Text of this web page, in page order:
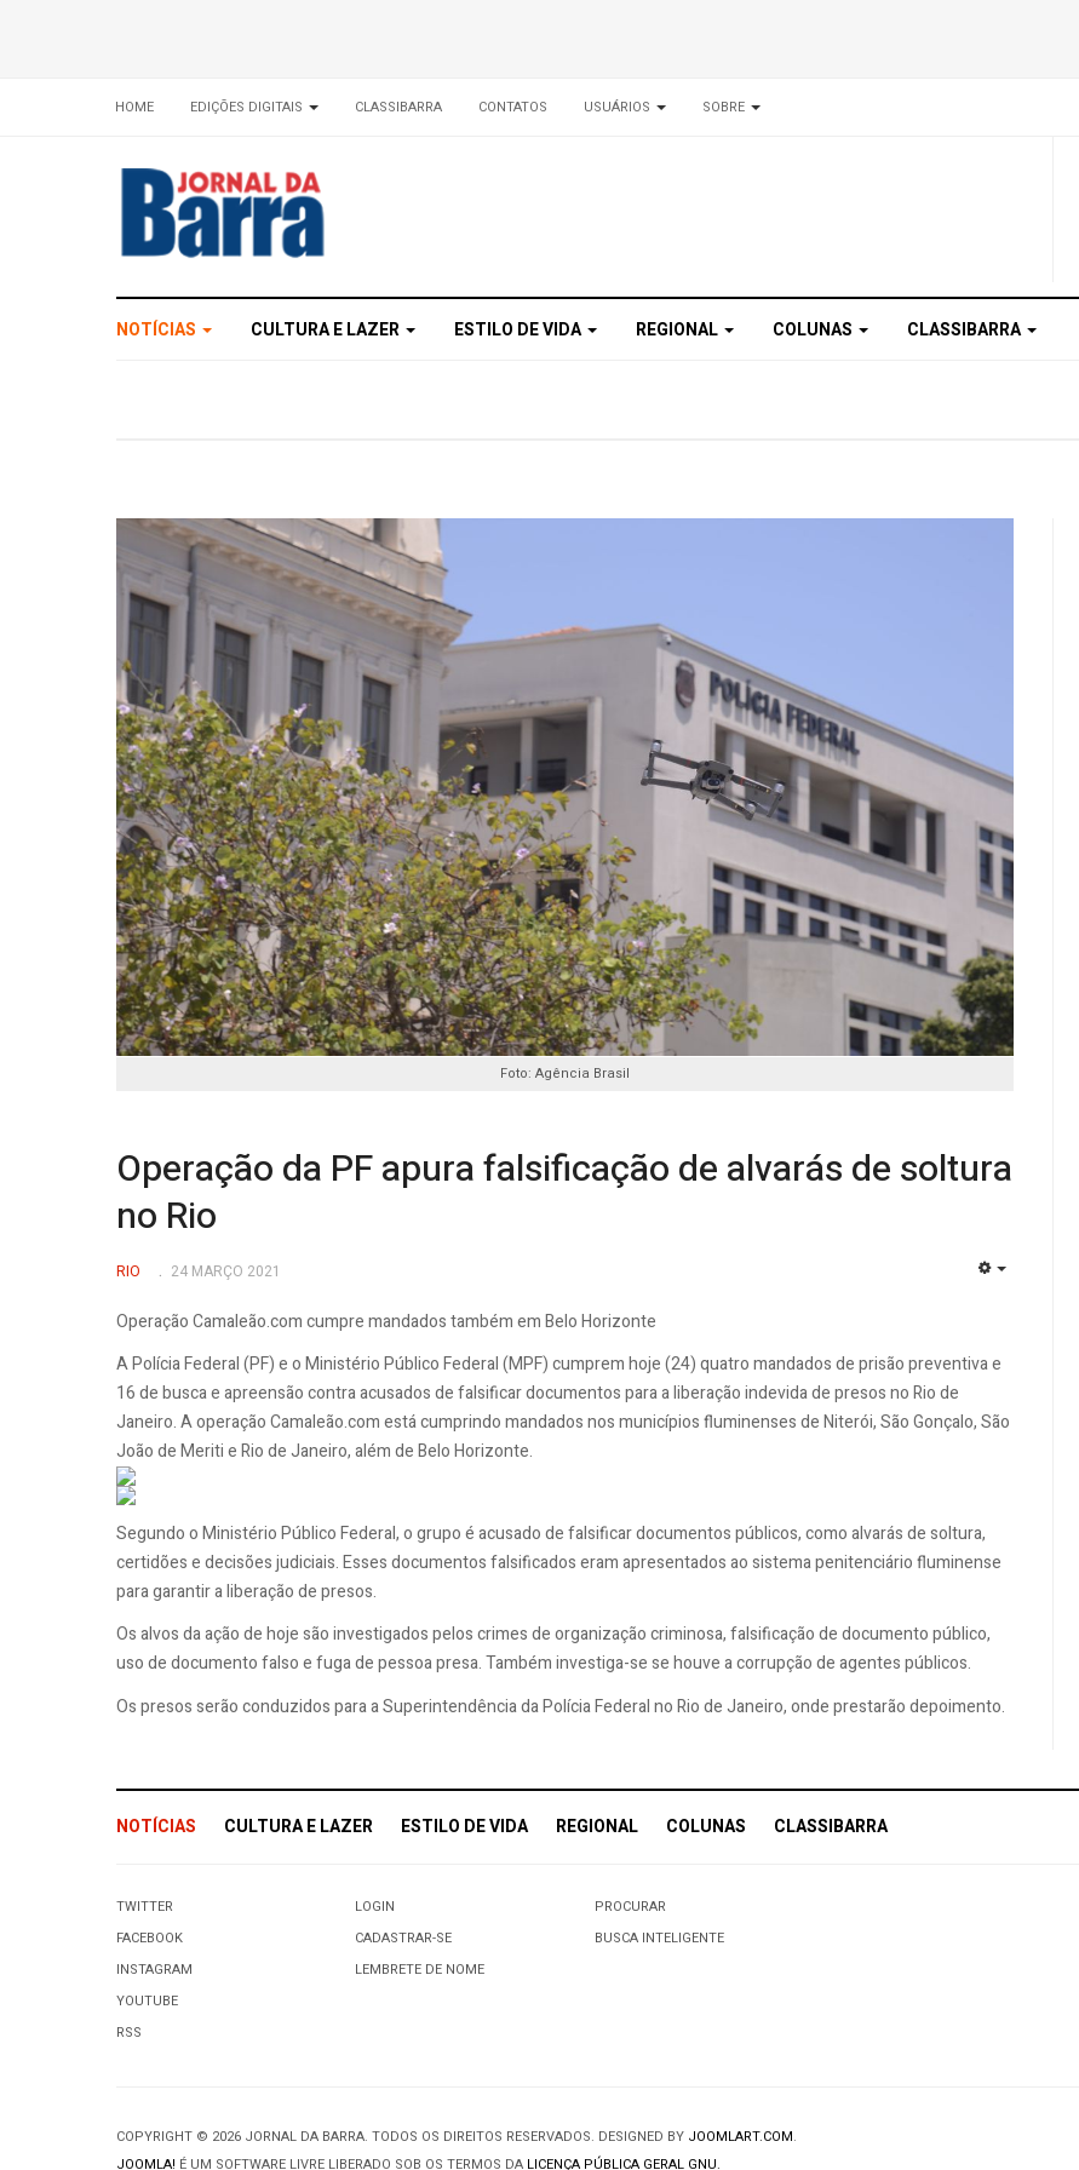
HOME EDIÇÕES DIGITAIS CLASSIBARRA CONTATOS USUÁRIOS SOBRE
NOTÍCIAS CULTURA E LAZER ESTILO DE VIDA REGIONAL COLUNAS CLASSIBARRA
Foto: Agência Brasil
Operação da PF apura falsificação de alvarás de soltura
no Rio
RIO 24 MARÇO 2021
Operação Camaleão.com cumpre mandados também em Belo Horizonte
A Polícia Federal (PF) e o Ministério Público Federal (MPF) cumprem hoje (24) quatro mandados de prisão preventiva e
16 de busca e apreensão contra acusados de falsificar documentos para a liberação indevida de presos no Rio de
Janeiro. A operação Camaleão.com está cumprindo mandados nos municípios fluminenses de Niterói, São Gonçalo, São
João de Meriti e Rio de Janeiro, além de Belo Horizonte.
Segundo o Ministério Público Federal, o grupo é acusado de falsificar documentos públicos, como alvarás de soltura,
certidões e decisões judiciais. Esses documentos falsificados eram apresentados ao sistema penitenciário fluminense
para garantir a liberação de presos.
Os alvos da ação de hoje são investigados pelos crimes de organização criminosa, falsificação de documento público,
uso de documento falso e fuga de pessoa presa. Também investiga-se se houve a corrupção de agentes públicos.
Os presos serão conduzidos para a Superintendência da Polícia Federal no Rio de Janeiro, onde prestarão depoimento.
NOTÍCIAS CULTURA E LAZER ESTILO DE VIDA REGIONAL COLUNAS CLASSIBARRA
TWITTER
FACEBOOK
INSTAGRAM
YOUTUBE
RSS
LOGIN
CADASTRAR-SE
LEMBRETE DE NOME
PROCURAR
BUSCA INTELIGENTE
COPYRIGHT © 2026 JORNAL DA BARRA. TODOS OS DIREITOS RESERVADOS. DESIGNED BY JOOMLART.COM.
JOOMLA! É UM SOFTWARE LIVRE LIBERADO SOB OS TERMOS DA LICENÇA PÚBLICA GERAL GNU.